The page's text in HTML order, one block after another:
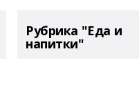
Рубрика "Еда и
напитки"